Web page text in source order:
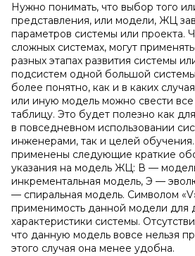
Нужно понимать, что выбор того
представления, или модели, ЖЦ
параметров системы или проекта.
сложных системах, могут
разных этапах развития системы
подсистем одной большой
более понятно, как и в каких
или иную модель можно свести
таблицу. Это будет полезно как
в повседневном использовании
инженерами, так и целей
применены следующие краткие
указания на модель ЖЦ: В —
инкрементальная модель, Э —
— спиральная модель. Символом
применимость данной модели для
характеристики системы.
что данную модель вовсе нельзя
этого случая она менее удобна.